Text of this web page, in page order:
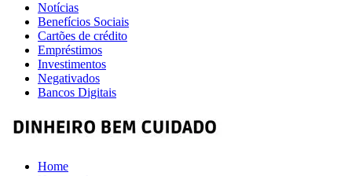
Notícias
Benefícios Sociais
Cartões de crédito
Empréstimos
Investimentos
Negativados
Bancos Digitais
Home